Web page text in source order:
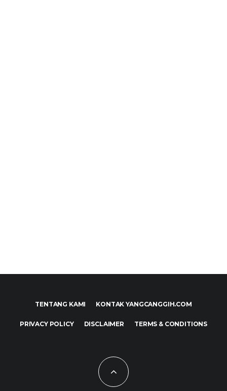
TENTANG KAMI KONTAK YANGCANGGIH.COM
PRIVACY POLICY DISCLAIMER TERMS & CONDITIONS